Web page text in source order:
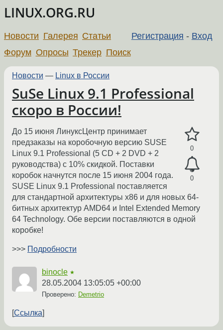
LINUX.ORG.RU
Регистрация - Вход
Новости Галерея Статьи
Форум Опросы Трекер Поиск
Новости — Linux в России
SuSe Linux 9.1 Professional
скоро в России!
0
0
До 15 июня ЛинуксЦентр принимает
предзаказы на коробочную версию SUSE
Linux 9.1 Professional (5 CD + 2 DVD + 2
руководства) c 10% скидкой. Поставки
коробок начнутся после 15 июня 2004 года.
SUSE Linux 9.1 Professional поставляется
для стандартной архитектуры x86 и для новых 64-
битных архитектур AMD64 и Intel Extended Memory
64 Technology. Обе версии поставляются в одной
коробке!
>>> Подробности
binocle ★
28.05.2004 13:05:05 +00:00
Проверено: Demetrio
Ссылка